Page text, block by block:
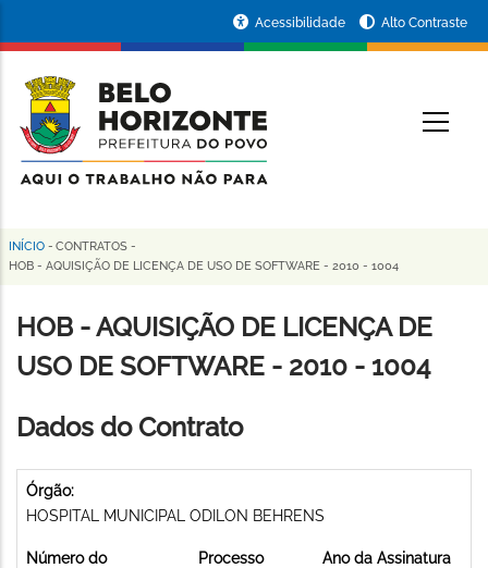
conteúdo
principal
da
Prefeitura
de
Horizonte
Acessibilidade Alto Contraste
Trilha
navegação
INÍCIO - CONTRATOS -
HOB - AQUISIÇÃO DE LICENÇA DE USO DE SOFTWARE - 2010 - 1004
HOB - AQUISIÇÃO DE LICENÇA DE
USO DE SOFTWARE - 2010 - 1004
Dados do Contrato
Órgão:
HOSPITAL MUNICIPAL ODILON BEHRENS
Número do
Processo
Ano da Assinatura